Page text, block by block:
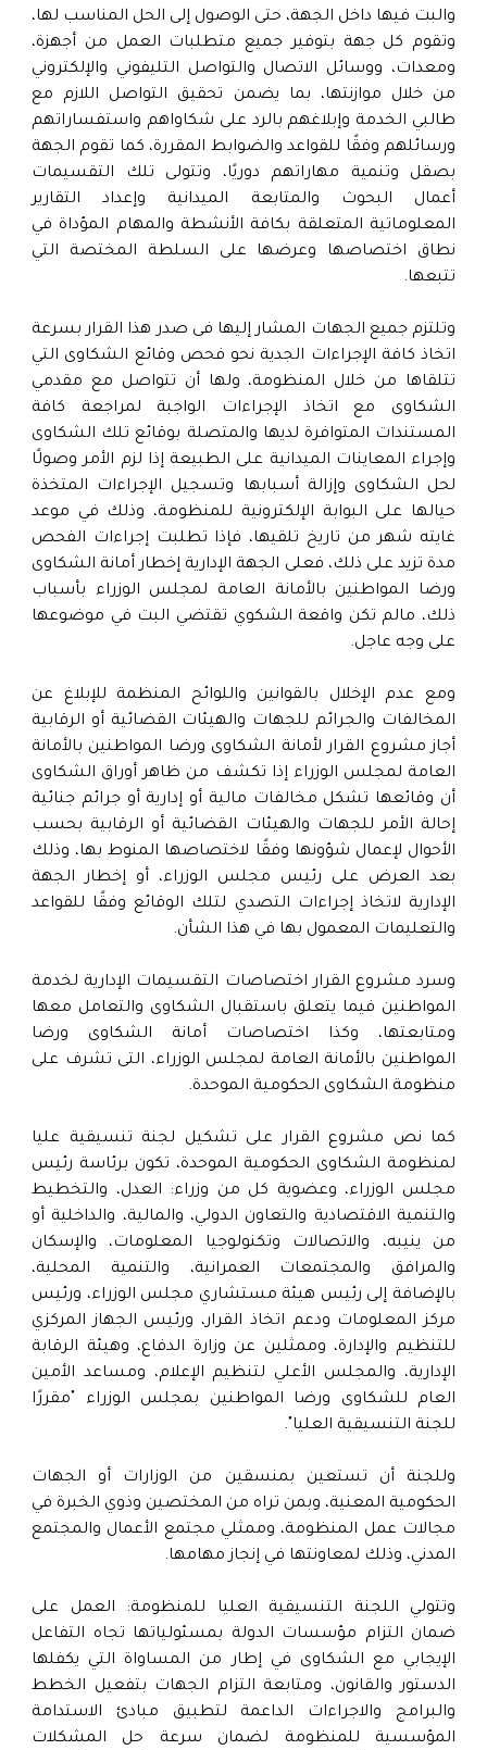
والبت فيها داخل الجهة، حتى الوصول إلى الحل المناسب لها،
وتقوم كل جهة بتوفير جميع متطلبات العمل من أجهزة،
ومعدات، ووسائل الاتصال والتواصل التليفوني والإلكتروني
من خلال موازنتها، بما يضمن تحقيق التواصل اللازم مع
طالبي الخدمة وإبلاغهم بالرد على شكاواهم واستفساراتهم
ورسائلهم وفقًا للقواعد والضوابط المقررة، كما تقوم الجهة
بصقل وتنمية مهاراتهم دوريًا، وتتولى تلك التقسيمات
أعمال البحوث والمتابعة الميدانية وإعداد التقارير
المعلوماتية المتعلقة بكافة الأنشطة والمهام المؤداة في
نطاق اختصاصها وعرضها على السلطة المختصة التي
تتبعها.
وتلتزم جميع الجهات المشار إليها فى صدر هذا القرار بسرعة
اتخاذ كافة الإجراءات الجدية نحو فحص وقائع الشكاوى التي
تتلقاها من خلال المنظومة، ولها أن تتواصل مع مقدمي
الشكاوى مع اتخاذ الإجراءات الواجبة لمراجعة كافة
المستندات المتوافرة لديها والمتصلة بوقائع تلك الشكاوى
وإجراء المعاينات الميدانية على الطبيعة إذا لزم الأمر وصولًا
لحل الشكاوى وإزالة أسبابها وتسجيل الإجراءات المتخذة
حيالها على البوابة الإلكترونية للمنظومة، وذلك في موعد
غايته شهر من تاريخ تلقيها، فإذا تطلبت إجراءات الفحص
مدة تزيد على ذلك، فعلى الجهة الإدارية إخطار أمانة الشكاوى
ورضا المواطنين بالأمانة العامة لمجلس الوزراء بأسباب
ذلك، مالم تكن واقعة الشكوي تقتضي البت في موضوعها
على وجه عاجل.
ومع عدم الإخلال بالقوانين واللوائح المنظمة للإبلاغ عن
المخالفات والجرائم للجهات والهيئات القضائية أو الرقابية
أجاز مشروع القرار لأمانة الشكاوى ورضا المواطنين بالأمانة
العامة لمجلس الوزراء إذا تكشف من ظاهر أوراق الشكاوى
أن وقائعها تشكل مخالفات مالية أو إدارية أو جرائم جنائية
إحالة الأمر للجهات والهيئات القضائية أو الرقابية بحسب
الأحوال لإعمال شؤونها وفقًا لاختصاصها المنوط بها، وذلك
بعد العرض على رئيس مجلس الوزراء، أو إخطار الجهة
الإدارية لاتخاذ إجراءات التصدي لتلك الوقائع وفقًا للقواعد
والتعليمات المعمول بها في هذا الشأن.
وسرد مشروع القرار اختصاصات التقسيمات الإدارية لخدمة
المواطنين فيما يتعلق باستقبال الشكاوى والتعامل معها
ومتابعتها، وكذا اختصاصات أمانة الشكاوى ورضا
المواطنين بالأمانة العامة لمجلس الوزراء، التى تشرف على
منظومة الشكاوى الحكومية الموحدة.
كما نص مشروع القرار على تشكيل لجنة تنسيقية عليا
لمنظومة الشكاوى الحكومية الموحدة، تكون برئاسة رئيس
مجلس الوزراء، وعضوية كل من وزراء: العدل، والتخطيط
والتنمية الاقتصادية والتعاون الدولي، والمالية، والداخلية أو
من ينيبه، والاتصالات وتكنولوجيا المعلومات، والإسكان
والمرافق والمجتمعات العمرانية، والتنمية المحلية،
بالإضافة إلى رئيس هيئة مستشاري مجلس الوزراء، ورئيس
مركز المعلومات ودعم اتخاذ القرار، ورئيس الجهاز المركزي
للتنظيم والإدارة، وممثلين عن وزارة الدفاع، وهيئة الرقابة
الإدارية، والمجلس الأعلي لتنظيم الإعلام، ومساعد الأمين
العام للشكاوى ورضا المواطنين بمجلس الوزراء "مقررًا
للجنة التنسيقية العليا".
وللجنة أن تستعين بمنسقين من الوزارات أو الجهات
الحكومية المعنية، وبمن تراه من المختصين وذوي الخبرة في
مجالات عمل المنظومة، وممثلي مجتمع الأعمال والمجتمع
المدني، وذلك لمعاونتها في إنجاز مهامها.
وتتولي اللجنة التنسيقية العليا للمنظومة: العمل على
ضمان التزام مؤسسات الدولة بمسئولياتها تجاه التفاعل
الإيجابي مع الشكاوى في إطار من المساواة التي يكفلها
الدستور والقانون، ومتابعة التزام الجهات بتفعيل الخطط
والبرامج والاجراءات الداعمة لتطبيق مبادئ الاستدامة
المؤسسية للمنظومة لضمان سرعة حل المشكلات